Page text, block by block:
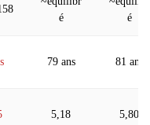
é
é
79 ans 81 ans
5,18 5,80